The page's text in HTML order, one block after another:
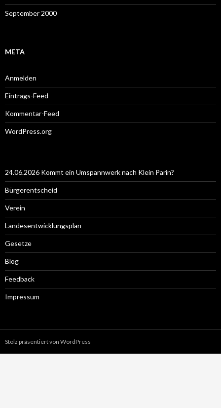
September 2000
META
Anmelden
Eintrags-Feed
Kommentar-Feed
WordPress.org
24.06.2026 Kommt ein Umspannwerk nach Klein Parin?
Bürgerentscheid
Verein
Landesentwicklungsplan
Gesetze
Blog
Feedback
Impressum
Stolz präsentiert von WordPress